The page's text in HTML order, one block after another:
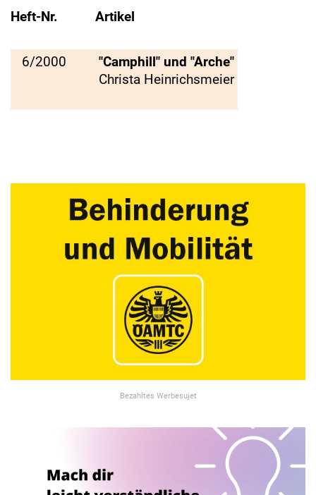
Heft-Nr. Artikel
6/2000
"Camphill" und "Arche"
Christa Heinrichsmeier
Bezahltes Werbesujet